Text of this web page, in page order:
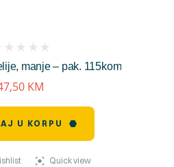
manje – pak. 115kom
KM
U KORPU
Quick view